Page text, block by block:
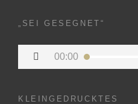
„SEI GESEGNET“
Audio-
00:00
KLEINGEDRUCKTES